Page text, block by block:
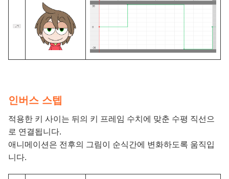
인버스 스텝
적용한 키 사이는 뒤의 키 프레임 수치에 맞춘 수평 직선으
로 연결됩니다.
애니메이션은 전후의 그림이 순식간에 변화하도록 움직입
니다.